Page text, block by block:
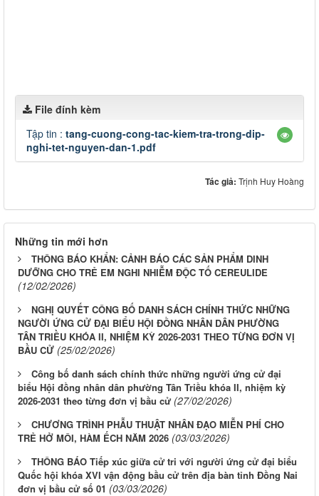
File đính kèm
Tập tin : tang-cuong-cong-tac-kiem-tra-trong-dip-
nghi-tet-nguyen-dan-1.pdf
Tác giả: Trịnh Huy Hoàng
Những tin mới hơn
THÔNG BÁO KHẨN: CẢNH BÁO CÁC SẢN PHẨM DINH
DƯỠNG CHO TRẺ EM NGHI NHIỄM ĐỘC TỐ CEREULIDE
(12/02/2026)
NGHỊ QUYẾT CÔNG BỐ DANH SÁCH CHÍNH THỨC NHỮNG
NGƯỜI ỨNG CỬ ĐẠI BIỂU HỘI ĐỒNG NHÂN DÂN PHƯỜNG
TÂN TRIỀU KHÓA II, NHIỆM KỲ 2026-2031 THEO TỪNG ĐƠN VỊ
BẦU CỬ (25/02/2026)
Công bố danh sách chính thức những người ứng cử đại
biểu Hội đồng nhân dân phường Tân Triều khóa II, nhiệm kỳ
2026-2031 theo từng đơn vị bầu cử (27/02/2026)
CHƯƠNG TRÌNH PHẪU THUẬT NHÂN ĐẠO MIỄN PHÍ CHO
TRẺ HỞ MÔI, HÀM ẾCH NĂM 2026 (03/03/2026)
THÔNG BÁO Tiếp xúc giữa cử tri với người ứng cử đại biểu
Quốc hội khóa XVI vận động bầu cử trên địa bàn tỉnh Đồng Nai
đơn vị bầu cử số 01 (03/03/2026)